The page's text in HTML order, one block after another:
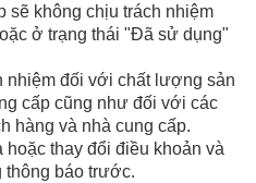
sẽ không chịu trách nhiệm
ở trạng thái "Đã sử dụng"
nhiệm đối với chất lượng sản
cấp cũng như đối với các
hàng và nhà cung cấp.
thay đổi điều khoản và
thông báo trước.